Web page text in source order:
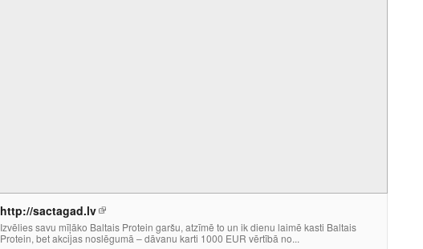
http://sactagad.lv
Izvēlies savu mīļāko Baltais Protein garšu, atzīmē to un ik dienu laimē kasti Baltais
Protein, bet akcijas noslēgumā – dāvanu karti 1000 EUR vērtībā no...